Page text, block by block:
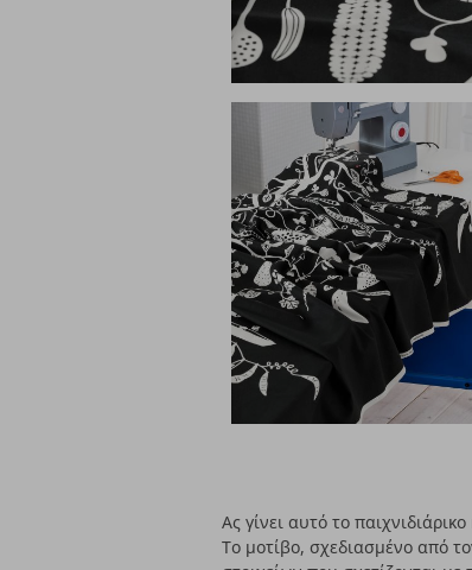
Ας γίνει αυτό το
Το μοτίβο, σχεδιασμένο από